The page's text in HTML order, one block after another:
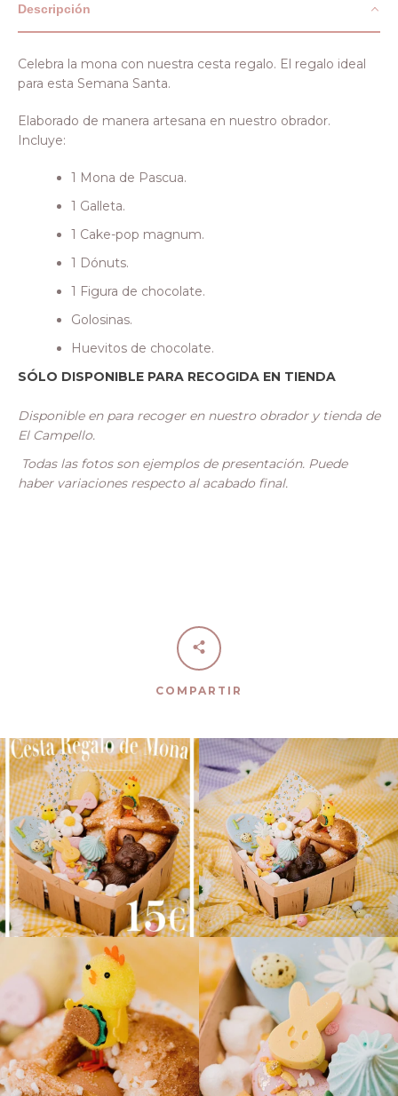
FacebookInstagram
Descripción
Celebra la mona con nuestra cesta regalo. El regalo ideal
para esta Semana Santa.
Elaborado de manera artesana en nuestro obrador.
Incluye:
1 Mona de Pascua.
1 Galleta.
1 Cake-pop magnum.
1 Dónuts.
1 Figura de chocolate.
Golosinas.
Huevitos de chocolate.
SÓLO DISPONIBLE PARA RECOGIDA EN TIENDA
Disponible en para recoger en nuestro obrador y tienda de
El Campello.
Todas las fotos son ejemplos de presentación. Puede
haber variaciones respecto al acabado final.
COMPARTIR